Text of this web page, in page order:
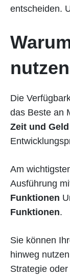
entscheiden.
Die
das Beste an
Zeit und Geld
Am
Ausführung
Funktionen
Funktionen.
Sie können
hinweg
Strategie